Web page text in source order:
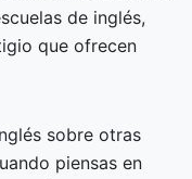
de inglés,
que ofrecen
sobre otras
piensas en